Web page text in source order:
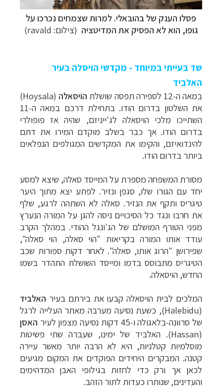
פסלו הענק של בהובאלי. למרות שצמחים נכרכו על
גופו, הוא לא הפסיק את המדיטציה (צילום: ravald)
שד בעייתי במיוחד - מקדשי הויסלה בעיר
האלביד
במאה ה-12 לספירה תפסה שושלת
הוֹיסאלה (
Hoysala
)
את השלטון בדרום הודו. בתחילת דרכם במאה ה-11
השתייכו מלכי הויסאלה לג'ייניזם, שהיה אז פופולרי
בדרום הודו. אך כבר בשלב מוקדם המירו את דתם
להינדואיזם, והקימו את המקדשים המגולפים הנפלאים
ביותר בדרום הודו.
מסורת המשפחה מספרת על המייסד סאלה, שיצא למסע
יחד עם הגורו שלו, סגפן ונזיר. לפתע יצא מתוך היער
טיגריס ותקף את הנזיר. סאלה לא השתהה לרגע, שלף
את חרבו ונגד כל הסיכויים ניסה להגן על המורה הנערץ
מפני הטורף המושלם של הג'ונגל ההודי. במהלך הקרב
עודד אותו המורה בקריאות "הוי סאלה, הוי סאלה",
שפירושן "הרוג אותו, סאלה". לאחר דקות ספורות שכב
הטיגריס מתבוסס בדמו ומייסד השושלת התהדר בשמו
החדש, הויסאלה.
המלכים לבית הויסאלה קבעו את בירתם בעיר האלביד
(
Halebidu), כשעת נסיעה מערבה מאתר העלייה לרגל
של סרוונה-בלאגולה ו-45 דקות נסיעה מצפון לעיר
האסן
(
Hassan). האלביד של ימינו, שעברה שתי פשיטות
מוסלמיות קטלניות, היא לא הרבה יותר מאשר עיירה
קטנה. המבקרים היחידים הפוקדים את המקום מגיעים
לכאן אך ורק כדי לחזות בגילופי האבן המדהימים
והעדינים, שנותרו כעדות לתור הזהב.
טיולים לפולינזיה הצרפתית
לחצו לפרטים »
טיולים לאוסטרליה וניו זילנד לחצו לרשימת
ההצעות »